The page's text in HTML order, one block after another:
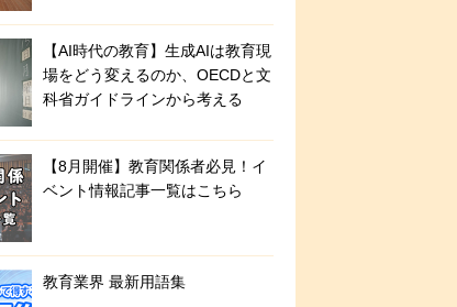
【AI時代の教育】生成AIは教育現
場をどう変えるのか、OECDと文
科省ガイドラインから考える
【8月開催】教育関係者必見！イ
ベント情報記事一覧はこちら
教育業界 最新用語集